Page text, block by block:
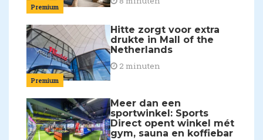
Premium
Premium
Hitte zorgt voor extra
drukte in Mall of the
Netherlands
2 minuten
Meer dan een
sportwinkel: Sports
Direct opent winkel mét
gym, sauna en koffiebar